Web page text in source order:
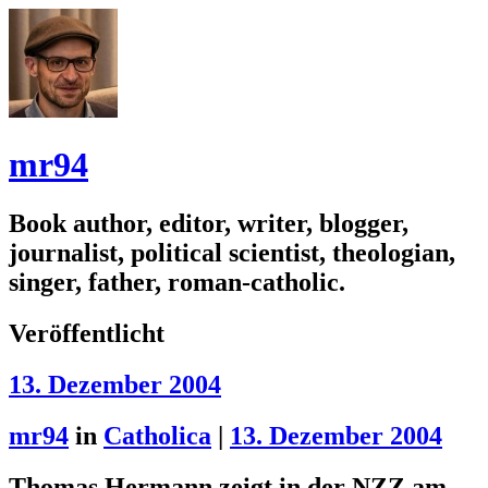
mr94
Book author, editor, writer, blogger,
journalist, political scientist, theologian,
singer, father, roman-catholic.
Veröffentlicht
13. Dezember 2004
mr94 in Catholica | 13. Dezember 2004